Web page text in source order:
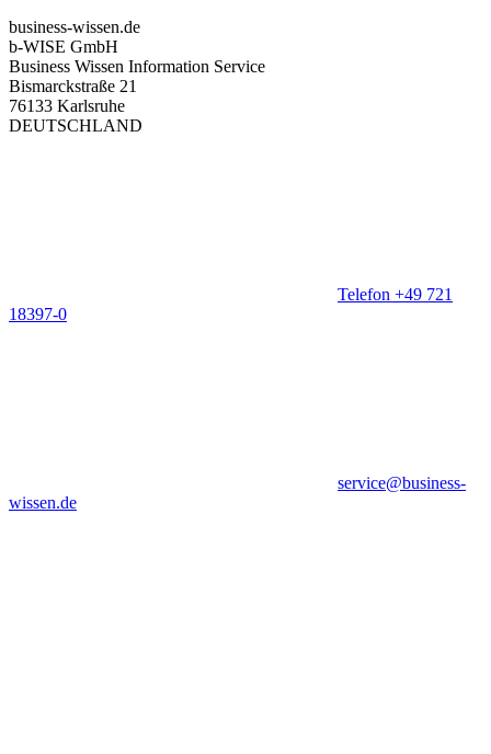
business-wissen.de
b-WISE GmbH
Business Wissen Information Service
Bismarckstraße 21
76133 Karlsruhe
DEUTSCHLAND
Telefon +49 721
18397-0
service@business-
wissen.de